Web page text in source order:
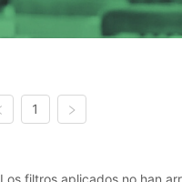
1
Los filtros aplicados no han